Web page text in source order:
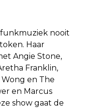
nooit
Haar
Angie Stone,
Franklin,
Wong en The
en Marcus
show gaat de